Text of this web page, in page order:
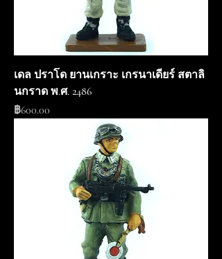
เดล ปราโด ยานเกราะ เกรนาเดียร์ สตาลิ
นกราด พ.ศ. 2486
ราคา
฿600.00